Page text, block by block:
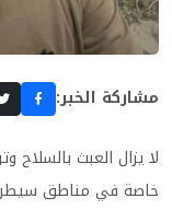
مشاركة الخبر:
لا يزال العبث بالسلاح
خاصة في مناطق